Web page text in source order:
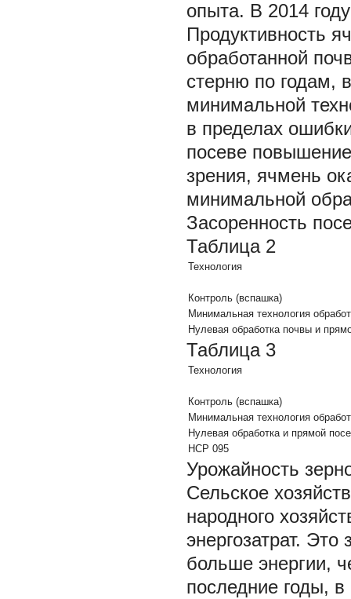
опыта. В 2014
Продуктивность
обработанной
стерню по годам,
минимальной
в пределах
посеве
зрения, ячмень
минимальной
Засоренность
Таблица 2
Технология
Контроль (вспашка)
Минимальная технология
Нулевая обработка почвы и
Таблица 3
Технология
Контроль (вспашка)
Минимальная технология
Нулевая обработка и прямой
НСР 095
Урожайность
Сельское
народного
энергозатрат.
больше энергии,
последние годы,